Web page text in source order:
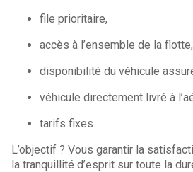
file prioritaire,
accès à l’ensemble de la flotte,
disponibilité du véhicule
véhicule directement livré à
tarifs fixes
L’objectif ? Vous garantir la
la tranquillité d’esprit sur toute la